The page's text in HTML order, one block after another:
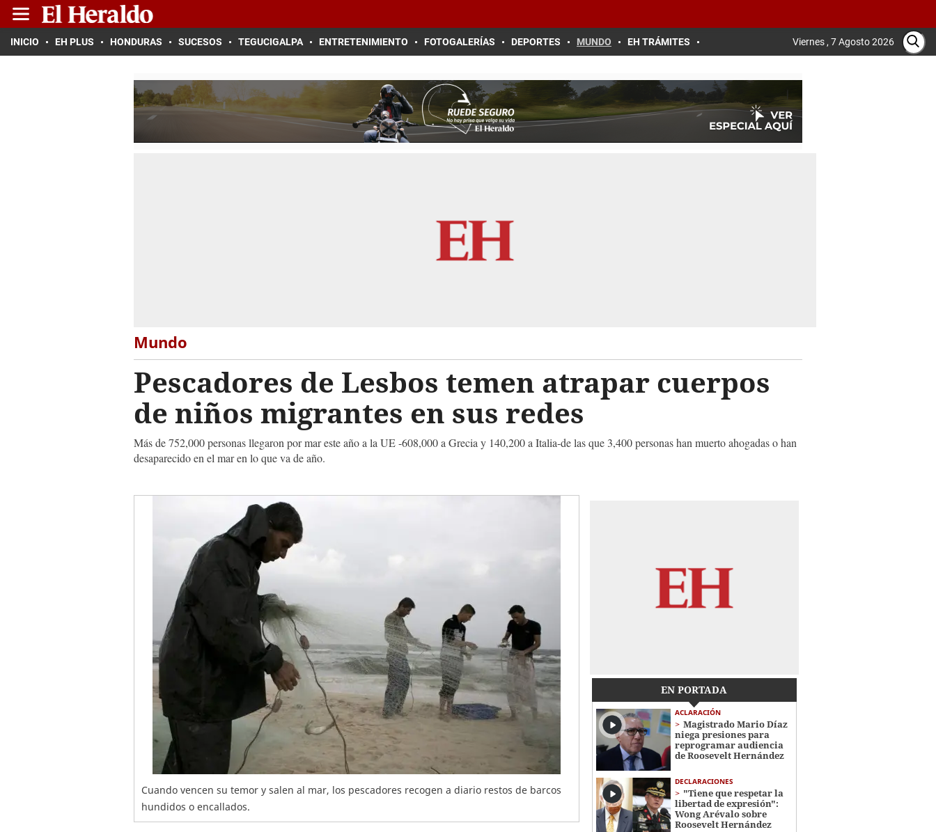
INICIO EH PLUS HONDURAS SUCESOS TEGUCIGALPA ENTRETENIMIENTO FOTOGALERÍAS DEPORTES MUNDO EH TRÁMITES Viernes , 7 Agosto 2026
Mundo
Pescadores de Lesbos temen atrapar cuerpos
de niños migrantes en sus redes
Más de 752,000 personas llegaron por mar este año a la UE -608,000 a Grecia y 140,200 a Italia-de las que 3,400 personas han muerto ahogadas o han
desaparecido en el mar en lo que va de año.
Cuando vencen su temor y salen al mar, los pescadores recogen a diario restos de barcos
hundidos o encallados.
EN PORTADA
ACLARACIÓN
Magistrado Mario Díaz
niega presiones para
reprogramar audiencia
de Roosevelt Hernández
DECLARACIONES
"Tiene que respetar la
libertad de expresión":
Wong Arévalo sobre
Roosevelt Hernández